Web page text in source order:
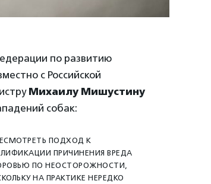
по развитию
с Российской
Михаилу Мишустину
собак:
ПОДХОД К
ПРИЧИНЕНИЯ ВРЕДА
ПО НЕОСТОРОЖНОСТИ,
НА ПРАКТИКЕ НЕРЕДКО